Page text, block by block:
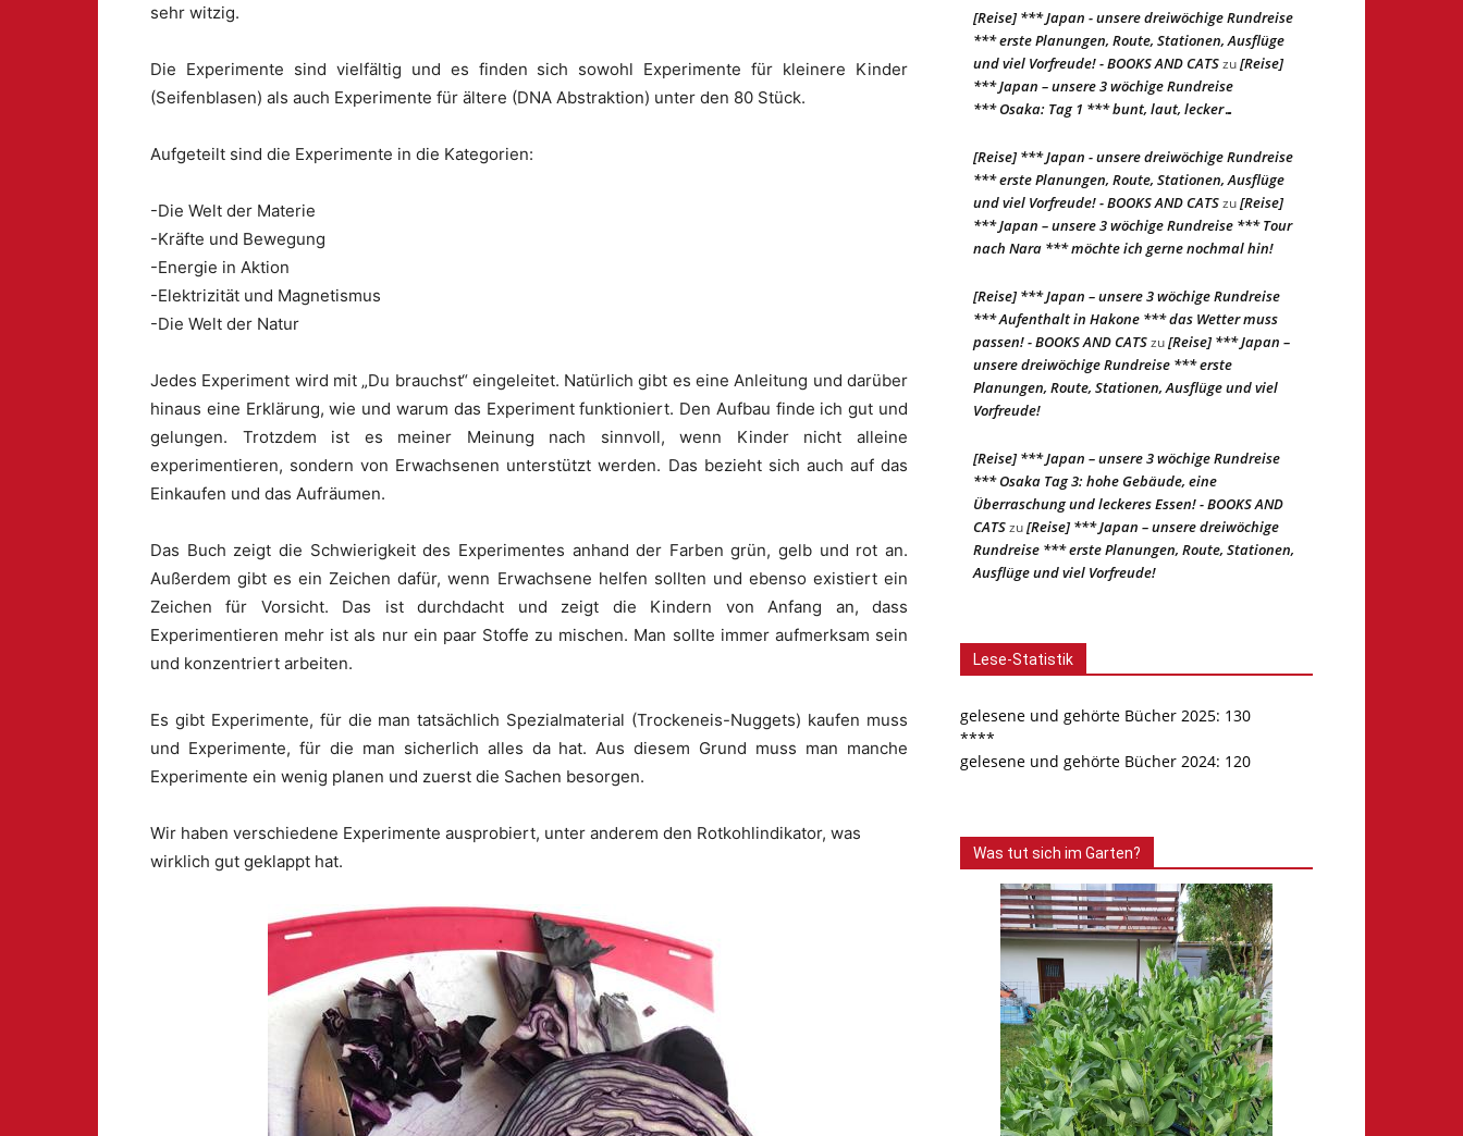
sehr witzig.
Die Experimente sind vielfältig und es finden sich sowohl Experimente für kleinere Kinder
(Seifenblasen) als auch Experimente für ältere (DNA Abstraktion) unter den 80 Stück.
Aufgeteilt sind die Experimente in die Kategorien:
-Die Welt der Materie
-Kräfte und Bewegung
-Energie in Aktion
-Elektrizität und Magnetismus
-Die Welt der Natur
Jedes Experiment wird mit „Du brauchst“ eingeleitet. Natürlich gibt es eine Anleitung und darüber
hinaus eine Erklärung, wie und warum das Experiment funktioniert. Den Aufbau finde ich gut und
gelungen. Trotzdem ist es meiner Meinung nach sinnvoll, wenn Kinder nicht alleine
experimentieren, sondern von Erwachsenen unterstützt werden. Das bezieht sich auch auf das
Einkaufen und das Aufräumen.
Das Buch zeigt die Schwierigkeit des Experimentes anhand der Farben grün, gelb und rot an.
Außerdem gibt es ein Zeichen dafür, wenn Erwachsene helfen sollten und ebenso existiert ein
Zeichen für Vorsicht. Das ist durchdacht und zeigt die Kindern von Anfang an, dass
Experimentieren mehr ist als nur ein paar Stoffe zu mischen. Man sollte immer aufmerksam sein
und konzentriert arbeiten.
Es gibt Experimente, für die man tatsächlich Spezialmaterial (Trockeneis-Nuggets) kaufen muss
und Experimente, für die man sicherlich alles da hat. Aus diesem Grund muss man manche
Experimente ein wenig planen und zuerst die Sachen besorgen.
Wir haben verschiedene Experimente ausprobiert, unter anderem den Rotkohlindikator, was
wirklich gut geklappt hat.
[Reise] *** Japan - unsere dreiwöchige Rundreise
*** erste Planungen, Route, Stationen, Ausflüge
und viel Vorfreude! - BOOKS AND CATSzu[Reise]
*** Japan – unsere 3 wöchige Rundreise
*** Osaka: Tag 1 *** bunt, laut, lecker…
[Reise] *** Japan - unsere dreiwöchige Rundreise
*** erste Planungen, Route, Stationen, Ausflüge
und viel Vorfreude! - BOOKS AND CATSzu[Reise]
*** Japan – unsere 3 wöchige Rundreise *** Tour
nach Nara *** möchte ich gerne nochmal hin!
[Reise] *** Japan – unsere 3 wöchige Rundreise
*** Aufenthalt in Hakone *** das Wetter muss
passen! - BOOKS AND CATSzu[Reise] *** Japan –
unsere dreiwöchige Rundreise *** erste
Planungen, Route, Stationen, Ausflüge und viel
Vorfreude!
[Reise] *** Japan – unsere 3 wöchige Rundreise
*** Osaka Tag 3: hohe Gebäude, eine
Überraschung und leckeres Essen! - BOOKS AND
CATSzu[Reise] *** Japan – unsere dreiwöchige
Rundreise *** erste Planungen, Route, Stationen,
Ausflüge und viel Vorfreude!
Lese-Statistik
gelesene und gehörte Bücher 2025: 130
****
gelesene und gehörte Bücher 2024: 120
Was tut sich im Garten?